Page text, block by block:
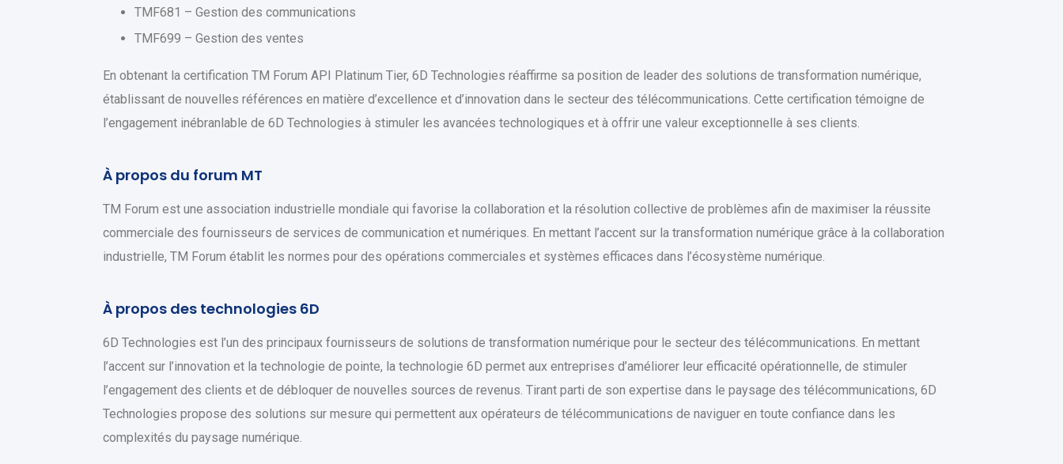
TMF681 – Gestion des communications
TMF699 – Gestion des ventes
En obtenant la certification TM Forum API Platinum Tier, 6D Technologies réaffirme sa position de leader des solutions de transformation numérique,
établissant de nouvelles références en matière d’excellence et d’innovation dans le secteur des télécommunications. Cette certification témoigne de
l’engagement inébranlable de 6D Technologies à stimuler les avancées technologiques et à offrir une valeur exceptionnelle à ses clients.
À propos du forum MT
TM Forum est une association industrielle mondiale qui favorise la collaboration et la résolution collective de problèmes afin de maximiser la réussite
commerciale des fournisseurs de services de communication et numériques. En mettant l’accent sur la transformation numérique grâce à la collaboration
industrielle, TM Forum établit les normes pour des opérations commerciales et systèmes efficaces dans l’écosystème numérique.
À propos des technologies 6D
6D Technologies est l’un des principaux fournisseurs de solutions de transformation numérique pour le secteur des télécommunications. En mettant
l’accent sur l’innovation et la technologie de pointe, la technologie 6D permet aux entreprises d’améliorer leur efficacité opérationnelle, de stimuler
l’engagement des clients et de débloquer de nouvelles sources de revenus. Tirant parti de son expertise dans le paysage des télécommunications, 6D
Technologies propose des solutions sur mesure qui permettent aux opérateurs de télécommunications de naviguer en toute confiance dans les
complexités du paysage numérique.